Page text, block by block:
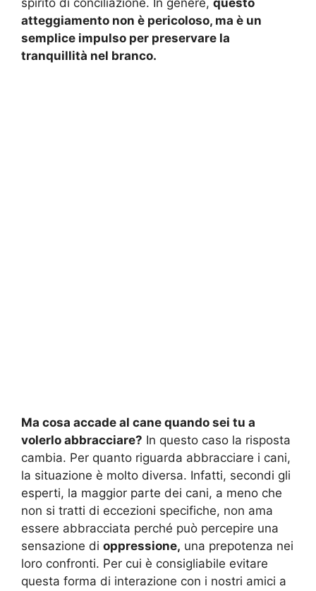
atteggiamento non è pericoloso, ma è un
semplice impulso per preservare la
tranquillità nel branco.
Ma cosa accade al cane quando sei tu a
volerlo abbracciare? In questo caso la risposta
cambia. Per quanto riguarda abbracciare i cani,
la situazione è molto diversa. Infatti, secondi gli
esperti, la maggior parte dei cani, a meno che
non si tratti di eccezioni specifiche, non ama
essere abbracciata perché può percepire una
sensazione di oppressione, una prepotenza nei
loro confronti. Per cui è consigliabile evitare
questa forma di interazione con i nostri amici a